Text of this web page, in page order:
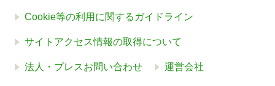
Cookie等の利用に関するガイドライン
サイトアクセス情報の取得について
法人・プレスお問い合わせ 運営会社